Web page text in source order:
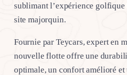
sublimant l’expérience golfique
site majorquin.
Fournie par Teycars, expert en
nouvelle flotte offre une
optimale, un confort amélioré